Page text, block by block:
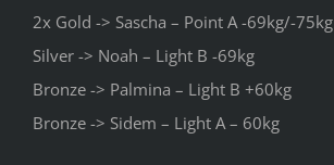
2x Gold -> Sascha – Point A -69kg/-75kg
Silver -> Noah – Light B -69kg
Bronze -> Palmina – Light B +60kg
Bronze -> Sidem – Light A – 60kg